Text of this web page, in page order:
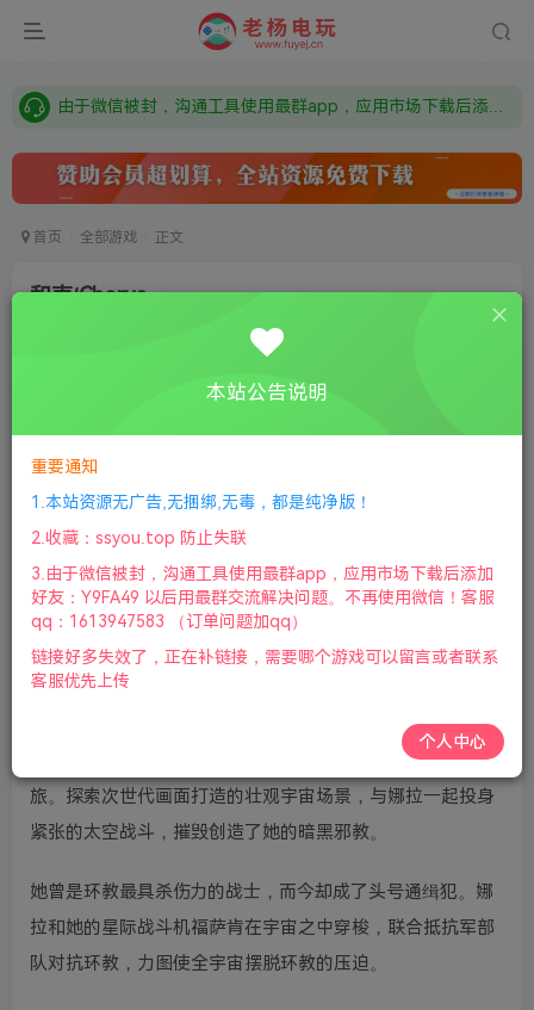
需要什么游戏请联系客服，若链接失效请联系客服，百度网盘边上的激活码也是解压密码
由于微信被封，沟通工具使用最群app，应用市场下载后添加好友：Y9FA49 以后用最群交流解决问题。不再使用微信！
首页 全部游戏 正文
和声/Chorus
①下载安装教程 ②下载安装视频教程 ③ 游戏运行
版本介绍：v1.0.9.0.216751|容量32GB|官方简体中文|支持
键盘.鼠标.手柄|2023年06月24号更新
游戏视频预览：点击查看
游戏介绍：
和声(Chorus)是一款剧情丰富的太空科幻动作射击游戏，跟
随娜拉和她的星际战机福萨肯踏上惊心动魄的反抗与救赎之
旅。探索次世代画面打造的壮观宇宙场景，与娜拉一起投身
紧张的太空战斗，摧毁创造了她的暗黑邪教。
她曾是环教最具杀伤力的战士，而今却成了头号通缉犯。娜
拉和她的星际战斗机福萨肯在宇宙之中穿梭，联合抵抗军部
队对抗环教，力图使全宇宙摆脱环教的压迫。
本站公告说明
重要通知
1.本站资源无广告,无捆绑,无毒，都是纯净版！
2.收藏：ssyou.top 防止失联
3.由于微信被封，沟通工具使用最群app，应用市场下载后添加
好友：Y9FA49 以后用最群交流解决问题。不再使用微信！客服
qq：1613947583 （订单问题加qq）
链接好多失效了，正在补链接，需要哪个游戏可以留言或者联系
客服优先上传
个人中心